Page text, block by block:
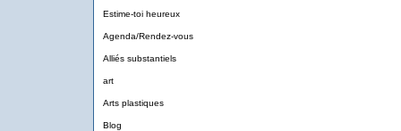
Estime-toi heureux
Agenda/Rendez-vous
Alliés substantiels
art
Arts plastiques
Blog